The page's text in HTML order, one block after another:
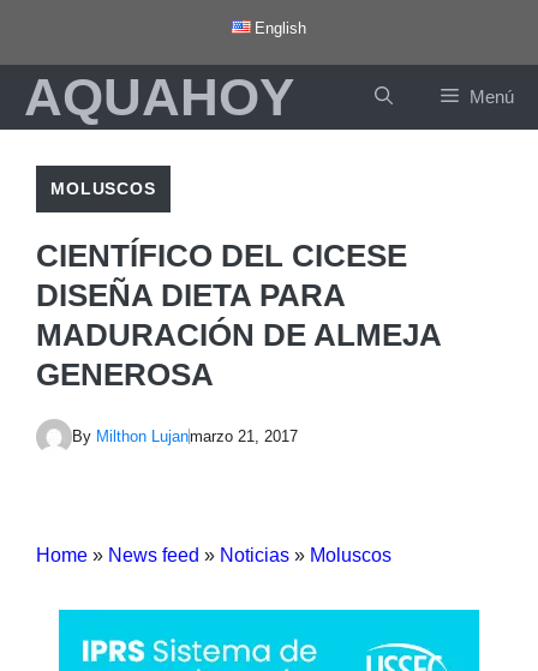
contenido
English
AQUAHOY Menú
MOLUSCOS
CIENTÍFICO DEL CICESE
DISEÑA DIETA PARA
MADURACIÓN DE ALMEJA
GENEROSA
By Milthon Lujanmarzo 21, 2017
Home » News feed » Noticias » Moluscos